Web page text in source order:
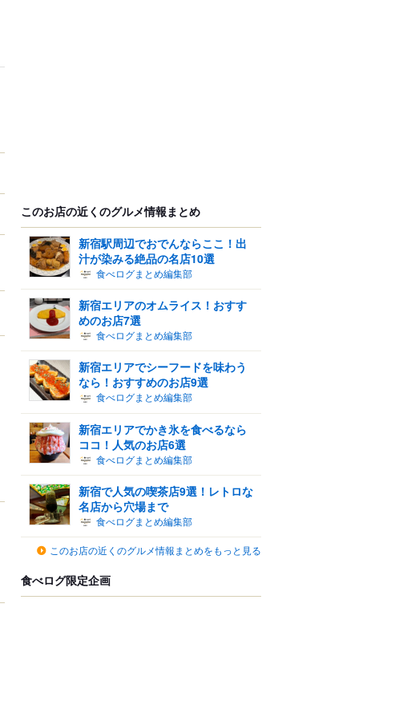
このお店の近くのグルメ情報まとめ
新宿駅周辺でおでんならここ！出
汁が染みる絶品の名店10選
食べログまとめ編集部
新宿エリアのオムライス！おすす
めのお店7選
食べログまとめ編集部
新宿エリアでシーフードを味わう
なら！おすすめのお店9選
食べログまとめ編集部
新宿エリアでかき氷を食べるなら
ココ！人気のお店6選
食べログまとめ編集部
新宿で人気の喫茶店9選！レトロな
名店から穴場まで
食べログまとめ編集部
このお店の近くのグルメ情報まとめをもっと見る
食べログ限定企画